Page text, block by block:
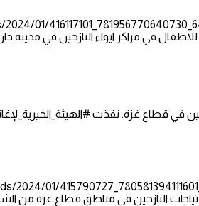
01/
في مراكز ايواء النازحين في مدينة
في قطاع غزة. نفذت
01/
النازحين في مناطق قطاع غزة من